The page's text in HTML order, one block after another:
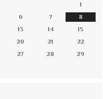
1
6 7
8
13 14
15
20 21
22
27 28
29